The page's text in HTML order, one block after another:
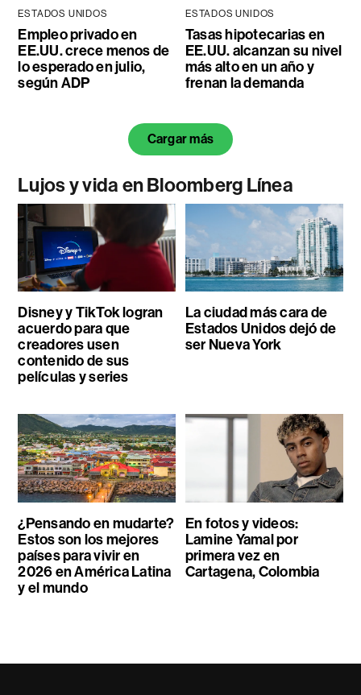
ESTADOS UNIDOS
Empleo privado en
EE.UU. crece menos de
lo esperado en julio,
según ADP
ESTADOS UNIDOS
Tasas hipotecarias en
EE.UU. alcanzan su nivel
más alto en un año y
frenan la demanda
Cargar más
Lujos y vida en Bloomberg Línea
Disney y TikTok logran
acuerdo para que
creadores usen
contenido de sus
películas y series
La ciudad más cara de
Estados Unidos dejó de
ser Nueva York
¿Pensando en mudarte?
Estos son los mejores
países para vivir en
2026 en América Latina
y el mundo
En fotos y videos:
Lamine Yamal por
primera vez en
Cartagena, Colombia